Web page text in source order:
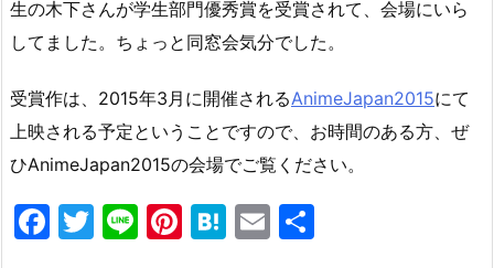
生の木下さんが学生部門優秀賞を受賞されて、会場にいら
してました。ちょっと同窓会気分でした。
受賞作は、2015年3月に開催されるAnimeJapan2015にて
上映される予定ということですので、お時間のある方、ぜ
ひAnimeJapan2015の会場でご覧ください。
F
T
Li Pi H
E